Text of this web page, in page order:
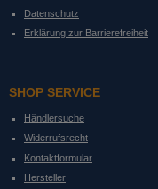
Datenschutz
Erklärung zur Barrierefreiheit
SHOP SERVICE
Händlersuche
Widerrufsrecht
Kontaktformular
Hersteller